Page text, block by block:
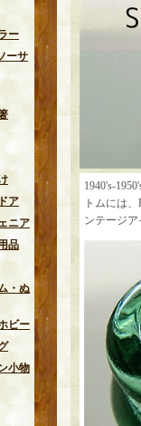
ー
ーサ
ア
ニア
品
・ぬ
ビー
小物
1940's-
トムには
ンテージ